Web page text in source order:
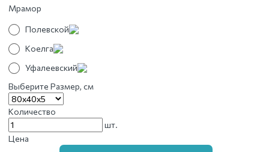
Мрамор
Полевской
Коелга
Уфалеевский
Выберите Размер, см
Количество
Количество
товара
шт.
Цена